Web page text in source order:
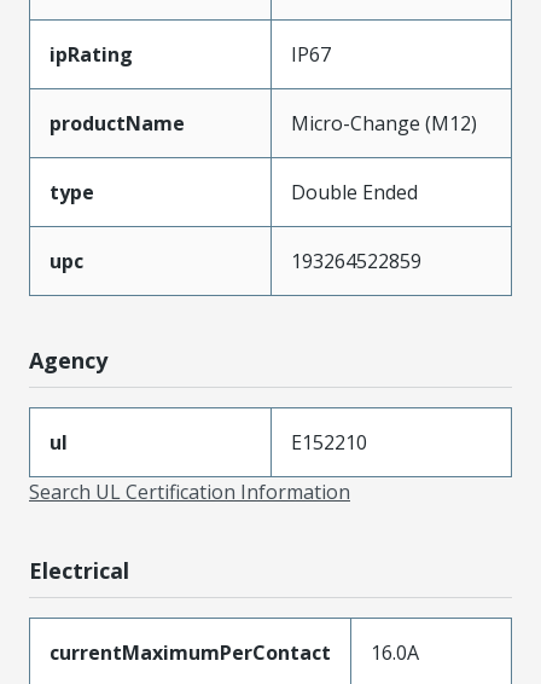
ipRating IP67
productName Micro-Change (M12)
type Double Ended
upc 193264522859
Agency
ul
E152210
Search UL Certification Information
Electrical
currentMaximumPerContact 16.0A